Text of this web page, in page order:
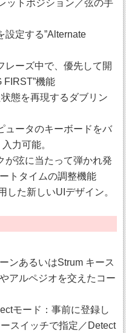
ットポジション／弦の手
設定する”Alternate
レーズ中で、優先して開
FIRST”機能
態を再現するダブリン
ュータのキーボードをバ
力可能。
が弦に当たって弾かれ発
トタイムの調整機能
した新しいUIデザイン。
ンあるいはStrum キース
アルペジオを交えたコー
モード：事前に登録し
スイッチで指定／Detect